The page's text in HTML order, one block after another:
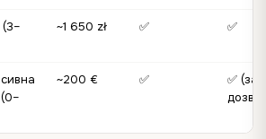
~1 650 zł ✅ ✅
~200 € ✅
✅ (за